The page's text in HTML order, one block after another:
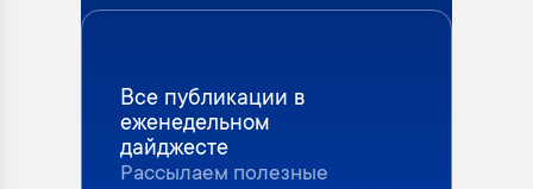
Все публикации в
еженедельном
дайджесте
Рассылаем полезные